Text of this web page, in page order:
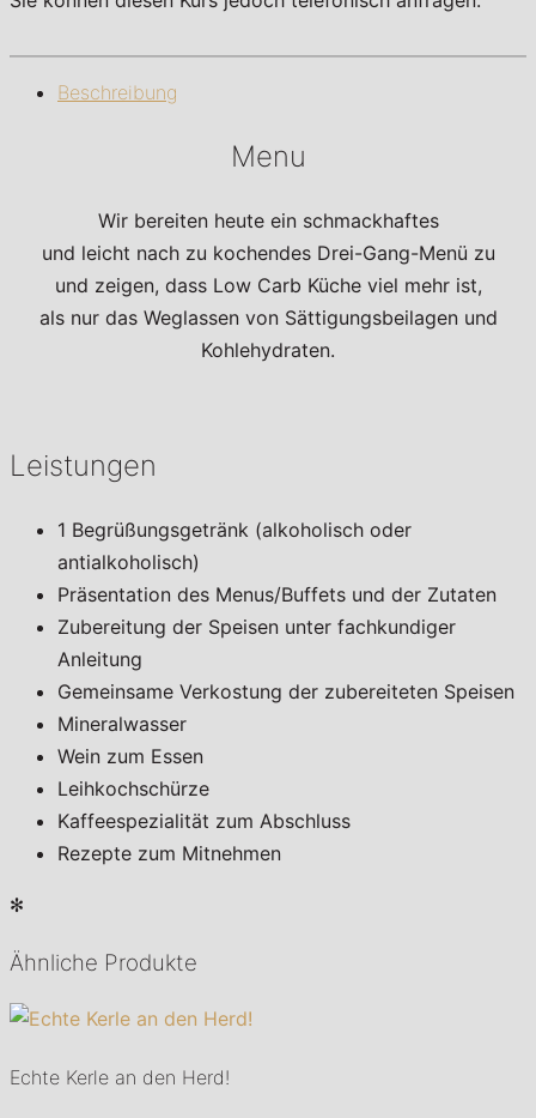
Beschreibung
Menu
Wir bereiten heute ein schmackhaftes
und leicht nach zu kochendes Drei-Gang-Menü zu
und zeigen, dass Low Carb Küche viel mehr ist,
als nur das Weglassen von Sättigungsbeilagen und
Kohlehydraten.
Leistungen
1 Begrüßungsgetränk (alkoholisch oder
antialkoholisch)
Präsentation des Menus/Buffets und der Zutaten
Zubereitung der Speisen unter fachkundiger
Anleitung
Gemeinsame Verkostung der zubereiteten Speisen
Mineralwasser
Wein zum Essen
Leihkochschürze
Kaffeespezialität zum Abschluss
Rezepte zum Mitnehmen
✻
Ähnliche Produkte
Echte Kerle an den Herd!